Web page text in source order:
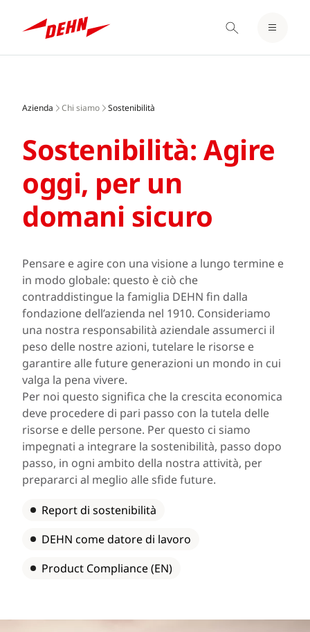
content
LOGIN / REGISTER
Azienda Chi siamo Sostenibilità
Sostenibilità: Agire
oggi, per un
domani sicuro
Pensare e agire con una visione a lungo termine e
in modo globale: questo è ciò che
contraddistingue la famiglia DEHN fin dalla
fondazione dell’azienda nel 1910. Consideriamo
una nostra responsabilità aziendale assumerci il
peso delle nostre azioni, tutelare le risorse e
garantire alle future generazioni un mondo in cui
valga la pena vivere.
Per noi questo significa che la crescita economica
deve procedere di pari passo con la tutela delle
risorse e delle persone. Per questo ci siamo
impegnati a integrare la sostenibilità, passo dopo
passo, in ogni ambito della nostra attività, per
prepararci al meglio alle sfide future.
Report di sostenibilità
DEHN come datore di lavoro
Product Compliance (EN)